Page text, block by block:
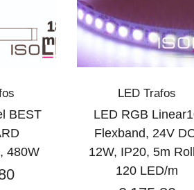
BEST
480W
LED Trafos
LED RGB
Flexband, 24V
12W, IP20, 5m
120 LED/m